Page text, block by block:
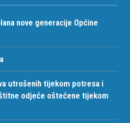
nove generacije Općine
utrošenih tijekom potresa i
odjeće oštećene tijekom